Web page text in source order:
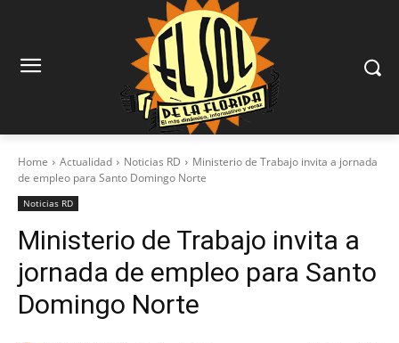
Home Actualidad Noticias RD
Ministerio de Trabajo invita a jornada
de empleo para Santo Domingo Norte
Noticias RD
Ministerio de Trabajo invita a
jornada de empleo para Santo
Domingo Norte